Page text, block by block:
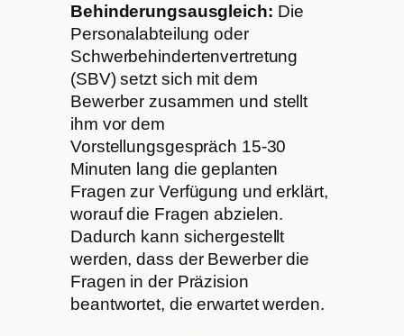
Behinderungsausgleich: Die
Personalabteilung oder
Schwerbehindertenvertretung
(SBV) setzt sich mit dem
Bewerber zusammen und stellt
ihm vor dem
Vorstellungsgespräch 15-30
Minuten lang die geplanten
Fragen zur Verfügung und erklärt,
worauf die Fragen abzielen.
Dadurch kann sichergestellt
werden, dass der Bewerber die
Fragen in der Präzision
beantwortet, die erwartet werden.